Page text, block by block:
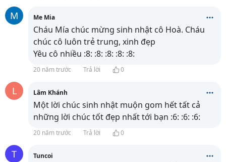
M Me Mia
Cháu Mía chúc mừng sinh nhật cô Hoà. Cháu
chúc cô luôn trẻ trung, xinh đẹp
Yêu cô nhiều :8: :8: :8: :8: :8:
20 năm trước Trả lời 0
L Lâm Khánh
Một lời chúc sinh nhật muộn gom hết tất cả
những lời chúc tốt đẹp nhất tới bạn :6: :6: :6:
20 năm trước Trả lời 0
T Tuncoi